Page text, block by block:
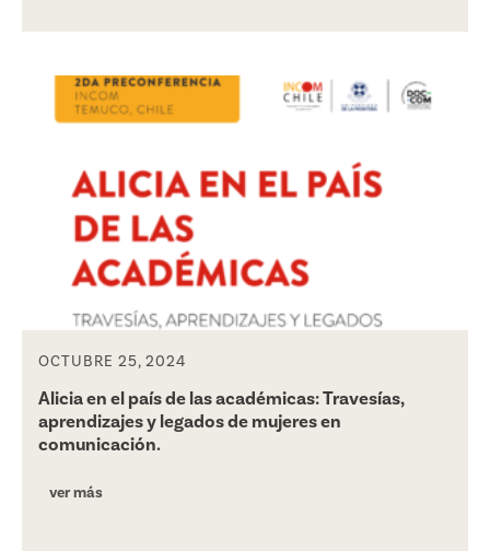
OCTUBRE 25, 2024
Alicia en el país de las académicas: Travesías,
aprendizajes y legados de mujeres en
comunicación.
ver más